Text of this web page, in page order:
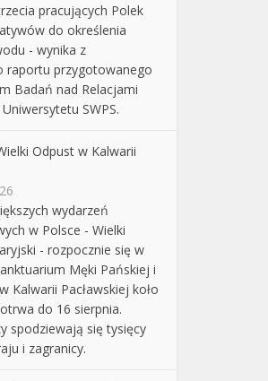
pracujących Polek
do określenia
- wynika z
raportu przygotowanego
Badań nad Relacjami
SWPS.
Odpust w Kalwarii
wydarzeń
w Polsce - Wielki
- rozpocznie się w
Męki Pańskiej i
Kalwarii Pacławskiej koło
do 16 sierpnia.
spodziewają się tysięcy
i zagranicy.